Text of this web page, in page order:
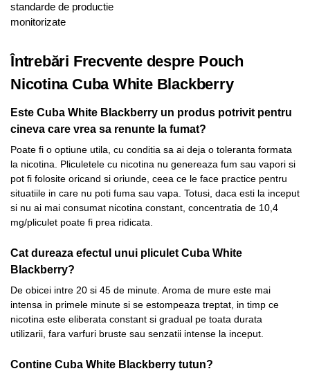
standarde de productie
monitorizate
Întrebări Frecvente despre Pouch
Nicotina Cuba White Blackberry
Este Cuba White Blackberry un produs potrivit pentru
cineva care vrea sa renunte la fumat?
Poate fi o optiune utila, cu conditia sa ai deja o toleranta formata
la nicotina. Pliculetele cu nicotina nu genereaza fum sau vapori si
pot fi folosite oricand si oriunde, ceea ce le face practice pentru
situatiile in care nu poti fuma sau vapa. Totusi, daca esti la inceput
si nu ai mai consumat nicotina constant, concentratia de 10,4
mg/pliculet poate fi prea ridicata.
Cat dureaza efectul unui pliculet Cuba White
Blackberry?
De obicei intre 20 si 45 de minute. Aroma de mure este mai
intensa in primele minute si se estompeaza treptat, in timp ce
nicotina este eliberata constant si gradual pe toata durata
utilizarii, fara varfuri bruste sau senzatii intense la inceput.
Contine Cuba White Blackberry tutun?